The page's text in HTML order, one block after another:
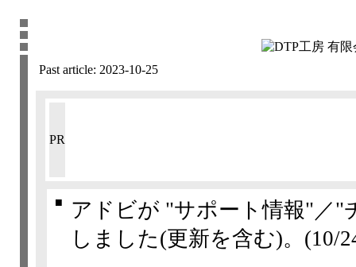
Past article: 2023-10-25
PR
■
アドビが "サポート情報"／"
しました(更新を含む)。 (10/